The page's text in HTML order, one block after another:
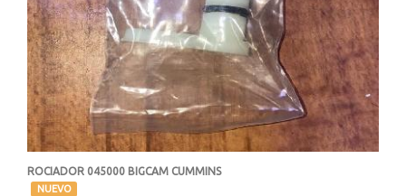
ROCIADOR 045000 BIGCAM CUMMINS
NUEVO